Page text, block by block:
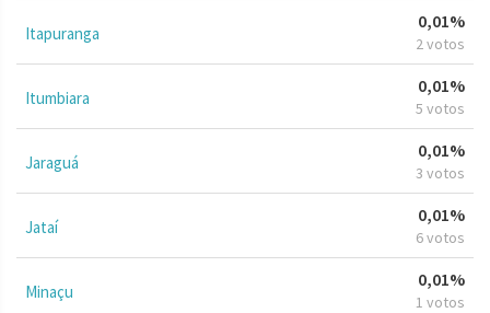
Itapuranga
0,01%
2 votos
Itumbiara
0,01%
5 votos
Jaraguá
0,01%
3 votos
Jataí
0,01%
6 votos
Minaçu
0,01%
1 votos